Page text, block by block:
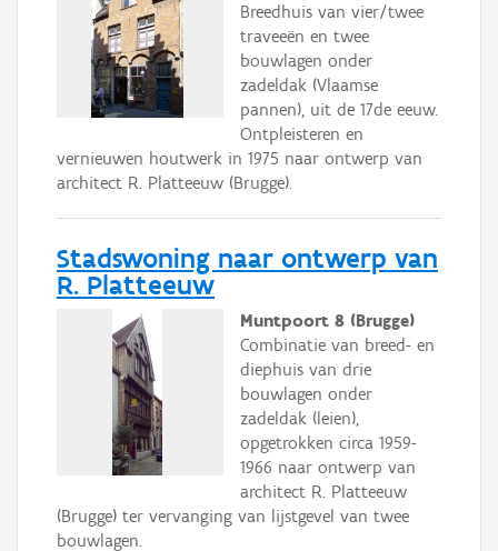
Breedhuis van vier/twee
traveeën en twee
bouwlagen onder
zadeldak (Vlaamse
pannen), uit de 17de eeuw.
Ontpleisteren en
vernieuwen houtwerk in 1975 naar ontwerp van
architect R. Platteeuw (Brugge).
Stadswoning naar ontwerp van
R. Platteeuw
Muntpoort 8 (Brugge)
Combinatie van breed- en
diephuis van drie
bouwlagen onder
zadeldak (leien),
opgetrokken circa 1959-
1966 naar ontwerp van
architect R. Platteeuw
(Brugge) ter vervanging van lijstgevel van twee
bouwlagen.